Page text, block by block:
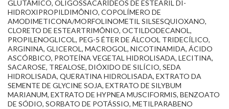
GLUTÂMICO, OLIGOSSACARÍDEOS DE ESTEARIL DI-
HIDROXIPROPILDIMÔNIO, COPOLÍMERO DE
AMODIMETICONA/MORFOLINOMETIL SILSESQUIOXANO,
CLORETO DE ESTEARTRIMÔNIO, OCTILDODECANOL,
PROPILENOGLICOL, PEG-5 ÉTER DE ÁLCOOL TRIDECÍLICO,
ARGININA, GLICEROL, MACROGOL, NICOTINAMIDA, ÁCIDO
ASCÓRBICO, PROTEÍNA VEGETAL HIDROLISADA, LECITINA,
SACAROSE, TREALOSE, DIÓXIDO DE SILÍCIO, SEDA
HIDROLISADA, QUERATINA HIDROLISADA, EXTRATO DA
SEMENTE DE GLYCINE SOJA, EXTRATO DE SILYBUM
MARIANUM, EXTRATO DE HYPNEA MUSCIFORMIS, BENZOATO
DE SÓDIO, SORBATO DE POTÁSSIO, METILPARABENO